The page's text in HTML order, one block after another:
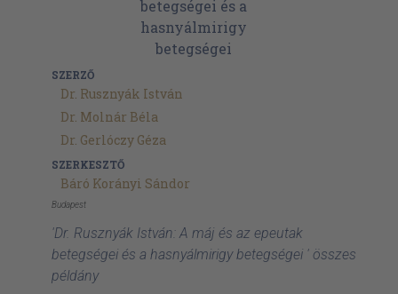
SZERZŐ
Dr. Rusznyák István
Dr. Molnár Béla
Dr. Gerlóczy Géza
SZERKESZTŐ
Báró Korányi Sándor
Budapest
'Dr. Rusznyák István: A máj és az epeutak
betegségei és a hasnyálmirigy betegségei ' összes
példány